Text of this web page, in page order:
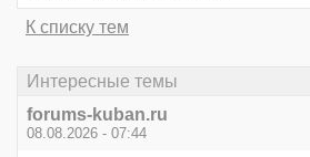
К списку тем
Интересные темы
forums-kuban.ru
08.08.2026 - 07:44